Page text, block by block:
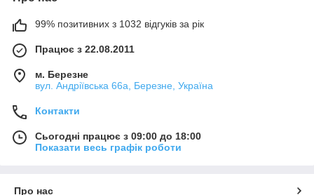
99% позитивних з 1032 відгуків за рік
Працює з 22.08.2011
м. Березне
вул. Андріївська 66а, Березне, Україна
Контакти
Сьогодні працює з 09:00 до 18:00
Показати весь графік роботи
Про нас